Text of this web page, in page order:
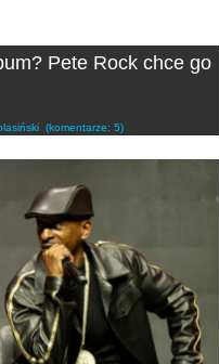
Pete Rock chce go
(komentarze: 5)